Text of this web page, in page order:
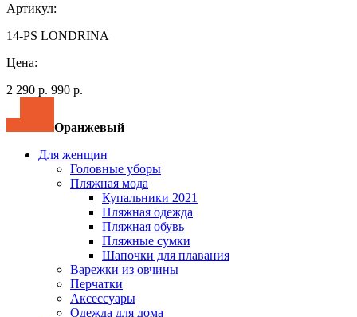
Артикул:
14-PS LONDRINA
Цена:
2 290 р. 990 р.
Оранжевый
Для женщин
Головные уборы
Пляжная мода
Купальники 2021
Пляжная одежда
Пляжная обувь
Пляжные сумки
Шапочки для плавания
Варежки из овчины
Перчатки
Аксессуары
Одежда для дома